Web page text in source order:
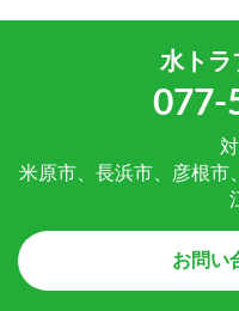
水トラ
077-
米原市、長浜市、彦根市
お問い